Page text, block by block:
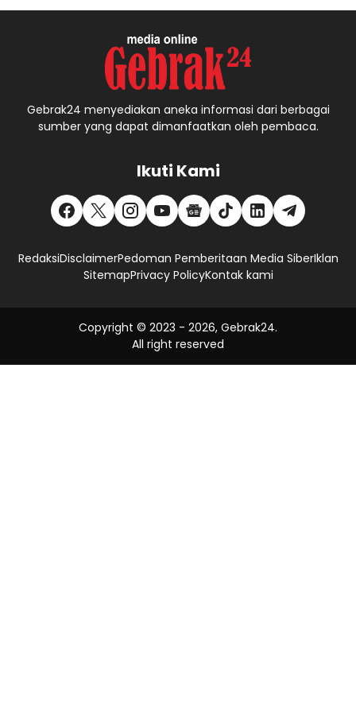
Gebrak24 menyediakan aneka informasi dari berbagai
sumber yang dapat dimanfaatkan oleh pembaca.
Ikuti Kami
RedaksiDisclaimerPedoman Pemberitaan Media SiberIklan
SitemapPrivacy PolicyKontak kami
Copyright © 2023 - 2026, Gebrak24.
All right reserved